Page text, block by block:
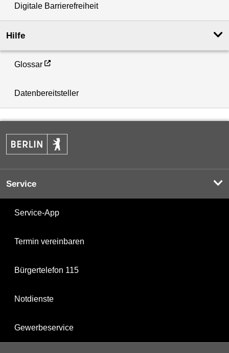
Digitale Barrierefreiheit
Hilfe
Glossar
Datenbereitsteller
Service
Service-App
Termin vereinbaren
Bürgertelefon 115
Notdienste
Gewerbeservice